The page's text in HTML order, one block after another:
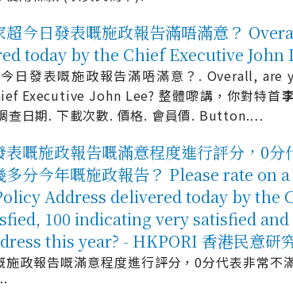
超今日發表嘅施政報告滿唔滿意？
today by the Chief Executive John
今日發表嘅施政報告滿唔滿意？. Overall,
Executive John Lee? 整體嚟講，你對特首
日期. 下載次數. 價格. 會員價. Button.…
嘅施政報告嘅滿意程度進行評分，0
多分今年嘅施政報告？ Please rate
Address delivered today by the
100 indicating very satisfied
this year? - HKPORI 香港民意研
施政報告嘅滿意程度進行評分，0分代表非常